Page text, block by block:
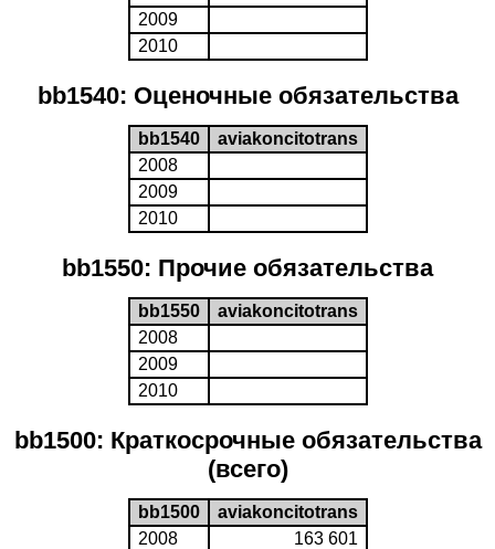
2009
2010
bb1540: Оценочные обязательства
bb1540
aviakoncitotrans
2008
2009
2010
bb1550: Прочие обязательства
bb1550
aviakoncitotrans
2008
2009
2010
bb1500: Краткосрочные обязательства
(всего)
bb1500
aviakoncitotrans
2008
163 601